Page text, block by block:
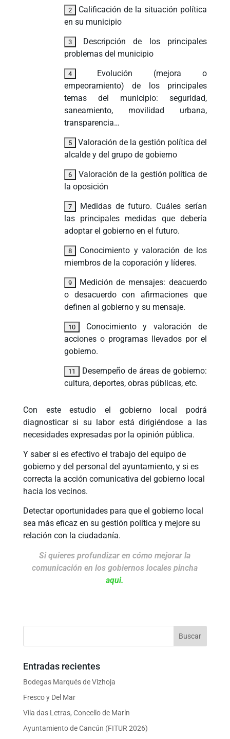
Calificación de la situación política
en su municipio
Descripción de los principales
problemas del municipio
Evolución (mejora o
empeoramiento) de los principales
temas del municipio: seguridad,
saneamiento, movilidad urbana,
transparencia…
Valoración de la gestión política del
alcalde y del grupo de gobierno
Valoración de la gestión política de
la oposición
Medidas de futuro. Cuáles serían
las principales medidas que debería
adoptar el gobierno en el futuro.
Conocimiento y valoración de los
miembros de la coporación y líderes.
Medición de mensajes: deacuerdo
o desacuerdo con afirmaciones que
definen al gobierno y su mensaje.
Conocimiento y valoración de
acciones o programas llevados por el
gobierno.
Desempeño de áreas de gobierno:
cultura, deportes, obras públicas, etc.
Con este estudio el gobierno local podrá
diagnosticar si su labor está dirigiéndose a las
necesidades expresadas por la opinión pública.
Y saber si es efectivo el trabajo del equipo de
gobierno y del personal del ayuntamiento, y si es
correcta la acción comunicativa del gobierno local
hacia los vecinos.
Detectar oportunidades para que el gobierno local
sea más eficaz en su gestión política y mejore su
relación con la ciudadanía.
Si quieres profundizar en cómo mejorar la
comunicación en los gobiernos locales pincha
aqui.
Entradas recientes
Bodegas Marqués de Vizhoja
Fresco y Del Mar
Vila das Letras, Concello de Marín
Ayuntamiento de Cancún (FITUR 2026)